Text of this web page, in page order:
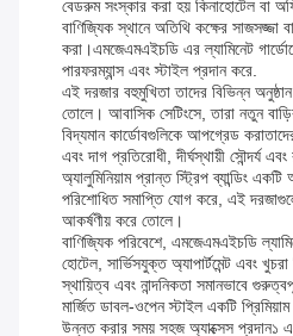
বেডরুম সংস্কার করা হয় কিনাহোটেল বা
বাণিজ্যিক স্থানে অতিথি কক্ষের সাজসজ্জা
করা।এমজেএমএইচডি এর ল্যামিনেট
পারফরম্যান্স এবং স্টাইল প্রদান করে.
এই দরজার বহুমুখিতা তাদের বিভিন্ন
তোলে। আবাসিক সেটিংসে, তারা নতুন বাড়ির
বিদ্যমান কার্ডোবগুলিকে আপগ্রেড করাতাদের
এবং দাগ প্রতিরোধী, দীর্ঘস্থায়ী সৌন্দর্য
অ্যালুমিনিয়াম প্রান্ত স্ট্রিপ ব্যান্ডিং
পরিশোধিত সমাপ্তি যোগ করে, এই
আকর্ষণীয় করে তোলে।
বাণিজ্যিক পরিবেশে, এমজেএমএইচডি
হোটেল, সার্ভিসযুক্ত অ্যাপার্টমেন্ট এবং
স্থায়িত্ব এবং নান্দনিকতা সমানভাবে
মার্জিত ডাবল-ওপেন স্টাইল একটি প্রিমিয়াম
উন্নত করার সময় সহজ অ্যাক্সেস প্রদান১